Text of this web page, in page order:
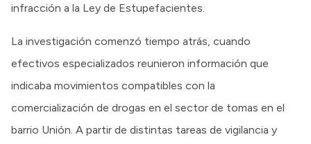
infracción a la Ley de Estupefacientes.
La investigación comenzó tiempo atrás, cuando
efectivos especializados reunieron información que
indicaba movimientos compatibles con la
comercialización de drogas en el sector de tomas en el
barrio Unión. A partir de distintas tareas de vigilancia y